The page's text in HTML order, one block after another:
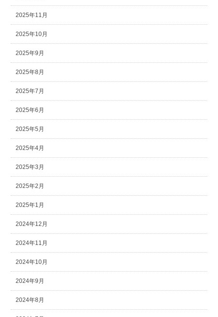
2025年11月
2025年10月
2025年9月
2025年8月
2025年7月
2025年6月
2025年5月
2025年4月
2025年3月
2025年2月
2025年1月
2024年12月
2024年11月
2024年10月
2024年9月
2024年8月